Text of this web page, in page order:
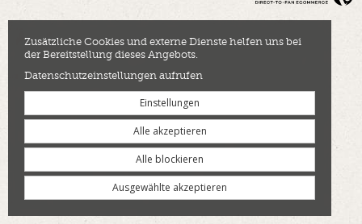
Zusätzliche Cookies und externe Dienste helfen uns bei
der Bereitstellung dieses Angebots.
Datenschutzeinstellungen aufrufen
Einstellungen
Alle akzeptieren
Alle blockieren
Ausgewählte akzeptieren